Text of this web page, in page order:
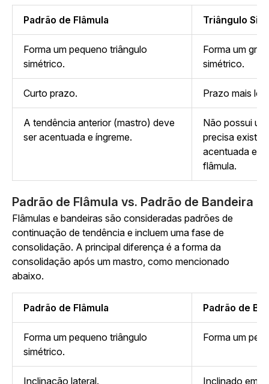
Padrão de Flâmula Triângulo
Forma um pequeno triângulo
simétrico.
Forma um
simétrico.
Curto prazo. Prazo mais
A tendência anterior (mastro) deve
ser acentuada e íngreme.
Não possui
precisa existir,
acentuada e
flâmula.
Padrão de Flâmula vs. Padrão de Bandeira
Flâmulas e bandeiras são consideradas padrões de
continuação de tendência e incluem uma fase de
consolidação. A principal diferença é a forma da
consolidação após um mastro, como mencionado
abaixo.
Padrão de Flâmula Padrão de
Forma um pequeno triângulo
simétrico.
Forma um
Inclinação lateral. Inclinado em